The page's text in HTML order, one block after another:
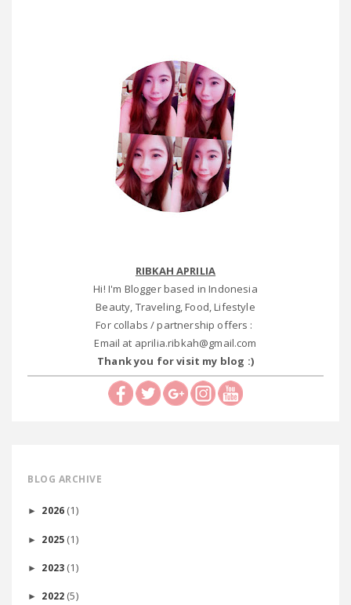
RIBKAH APRILIA
Hi! I'm Blogger based in Indonesia
Beauty, Traveling, Food, Lifestyle
For collabs / partnership offers :
Email at aprilia.ribkah@gmail.com
Thank you for visit my blog :)
BLOG ARCHIVE
► 2026 (1)
► 2025 (1)
► 2023 (1)
► 2022 (5)